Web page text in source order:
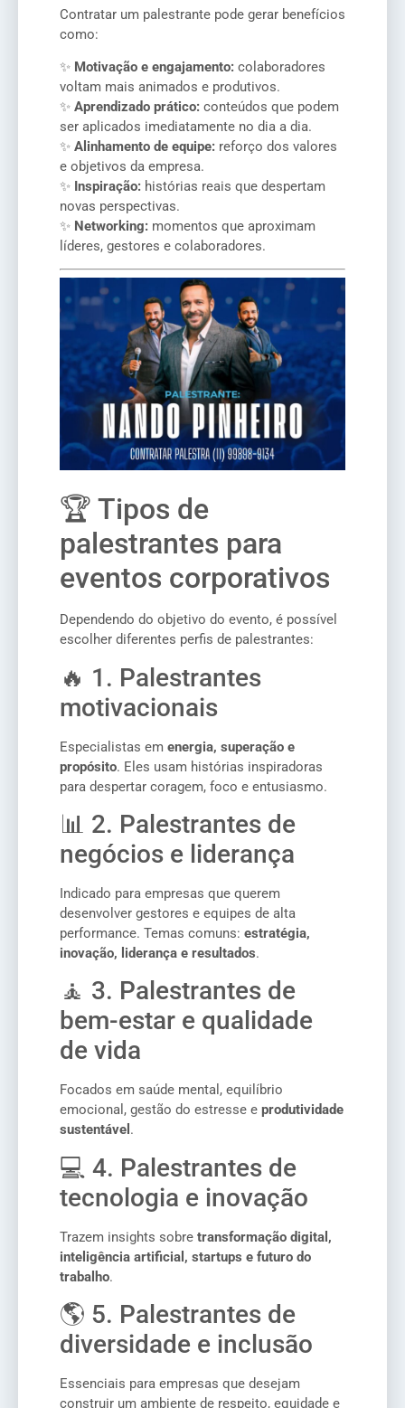
Contratar um palestrante pode gerar benefícios
como:
✨ Motivação e engajamento: colaboradores
voltam mais animados e produtivos.
✨ Aprendizado prático: conteúdos que podem
ser aplicados imediatamente no dia a dia.
✨ Alinhamento de equipe: reforço dos valores
e objetivos da empresa.
✨ Inspiração: histórias reais que despertam
novas perspectivas.
✨ Networking: momentos que aproximam
líderes, gestores e colaboradores.
🏆 Tipos de
palestrantes para
eventos corporativos
Dependendo do objetivo do evento, é possível
escolher diferentes perfis de palestrantes:
🔥 1. Palestrantes
motivacionais
Especialistas em energia, superação e
propósito. Eles usam histórias inspiradoras
para despertar coragem, foco e entusiasmo.
📊 2. Palestrantes de
negócios e liderança
Indicado para empresas que querem
desenvolver gestores e equipes de alta
performance. Temas comuns: estratégia,
inovação, liderança e resultados.
🧘 3. Palestrantes de
bem-estar e qualidade
de vida
Focados em saúde mental, equilíbrio
emocional, gestão do estresse e produtividade
sustentável .
💻 4. Palestrantes de
tecnologia e inovação
Trazem insights sobre transformação digital,
inteligência artificial, startups e futuro do
trabalho.
🌎 5. Palestrantes de
diversidade e inclusão
Essenciais para empresas que desejam
construir um ambiente de respeito, equidade e